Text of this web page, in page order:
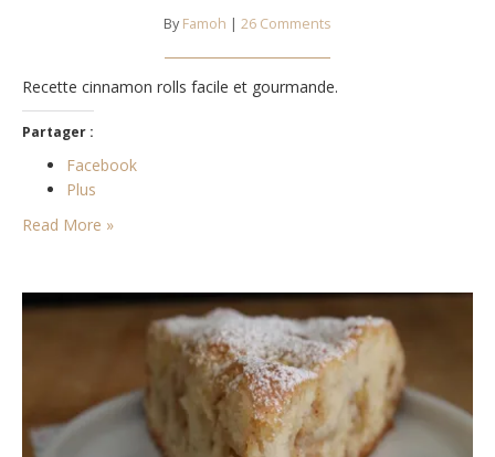
By Famoh | 26 Comments
Recette cinnamon rolls facile et gourmande.
Partager :
Facebook
Plus
Read More »